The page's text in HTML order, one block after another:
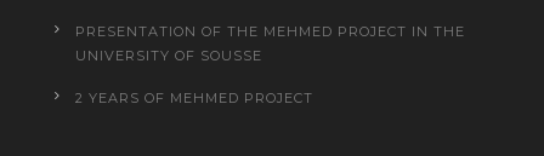
PRESENTATION OF THE MEHMED PROJECT IN THE
UNIVERSITY OF SOUSSE
2 YEARS OF MEHMED PROJECT